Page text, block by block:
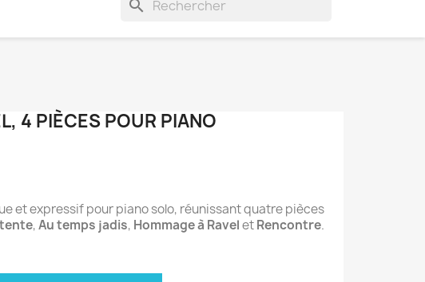
search
4 PIÈCES POUR PIANO
et expressif pour piano solo, réunissant quatre pièces
,Au temps jadis, Hommage à RaveletRencontre.